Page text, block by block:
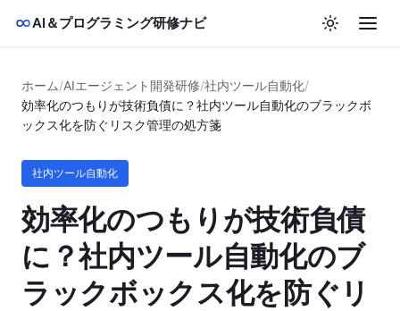
AI＆プログラミング研修ナビ
ホーム/AIエージェント開発研修/社内ツール自動化/
効率化のつもりが技術負債に？社内ツール自動化のブラックボ
ックス化を防ぐリスク管理の処方箋
社内ツール自動化
効率化のつもりが技術負債
に？社内ツール自動化のブ
ラックボックス化を防ぐリ